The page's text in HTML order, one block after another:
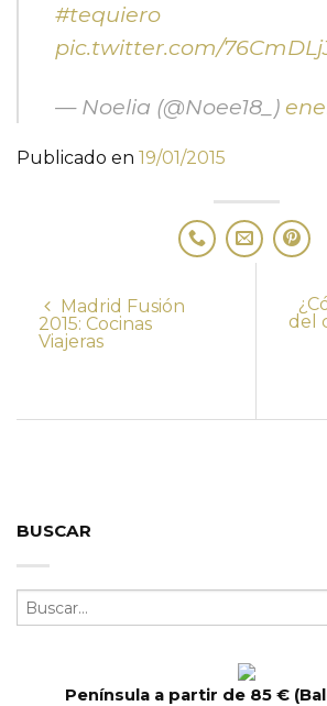
#tequiero
pic.twitter.com/
— Noelia (@Noee18_)
Publicado en 19/01/2015
Madrid Fusión
2015: Cocinas
Viajeras
del
BUSCAR
Península a partir de 85 €